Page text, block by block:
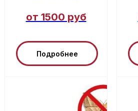
от 1500 руб
Подробнее